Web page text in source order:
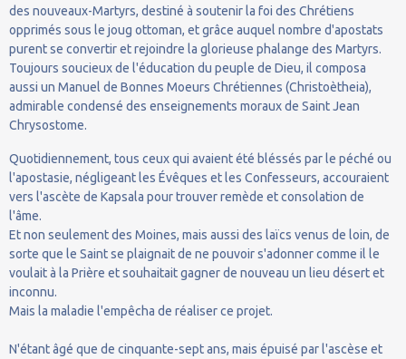
des nouveaux-Martyrs, destiné à soutenir la foi des Chrétiens
opprimés sous le joug ottoman, et grâce auquel nombre d'apostats
purent se convertir et rejoindre la glorieuse phalange des Martyrs.
Toujours soucieux de l'éducation du peuple de Dieu, il composa
aussi un Manuel de Bonnes Moeurs Chrétiennes (Christoètheia),
admirable condensé des enseignements moraux de Saint Jean
Chrysostome.
Quotidiennement, tous ceux qui avaient été bléssés par le péché ou
l'apostasie, négligeant les Évêques et les Confesseurs, accouraient
vers l'ascète de Kapsala pour trouver remède et consolation de
l'âme.
Et non seulement des Moines, mais aussi des laïcs venus de loin, de
sorte que le Saint se plaignait de ne pouvoir s'adonner comme il le
voulait à la Prière et souhaitait gagner de nouveau un lieu désert et
inconnu.
Mais la maladie l'empêcha de réaliser ce projet.
N'étant âgé que de cinquante-sept ans, mais épuisé par l'ascèse et